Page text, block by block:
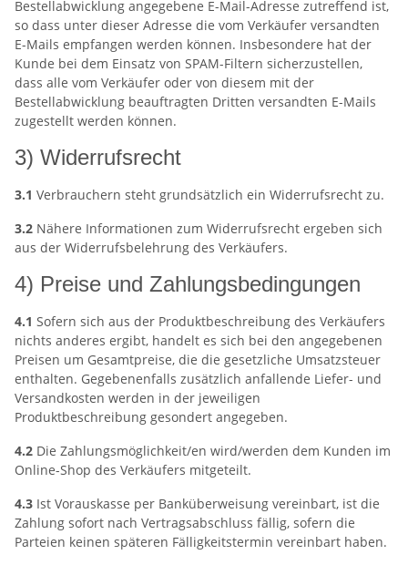
Bestellabwicklung angegebene E-Mail-Adresse zutreffend ist,
so dass unter dieser Adresse die vom Verkäufer versandten
E-Mails empfangen werden können. Insbesondere hat der
Kunde bei dem Einsatz von SPAM-Filtern sicherzustellen,
dass alle vom Verkäufer oder von diesem mit der
Bestellabwicklung beauftragten Dritten versandten E-Mails
zugestellt werden können.
3) Widerrufsrecht
3.1 Verbrauchern steht grundsätzlich ein Widerrufsrecht zu.
3.2 Nähere Informationen zum Widerrufsrecht ergeben sich
aus der Widerrufsbelehrung des Verkäufers.
4) Preise und Zahlungsbedingungen
4.1 Sofern sich aus der Produktbeschreibung des Verkäufers
nichts anderes ergibt, handelt es sich bei den angegebenen
Preisen um Gesamtpreise, die die gesetzliche Umsatzsteuer
enthalten. Gegebenenfalls zusätzlich anfallende Liefer- und
Versandkosten werden in der jeweiligen
Produktbeschreibung gesondert angegeben.
4.2 Die Zahlungsmöglichkeit/en wird/werden dem Kunden im
Online-Shop des Verkäufers mitgeteilt.
4.3 Ist Vorauskasse per Banküberweisung vereinbart, ist die
Zahlung sofort nach Vertragsabschluss fällig, sofern die
Parteien keinen späteren Fälligkeitstermin vereinbart haben.